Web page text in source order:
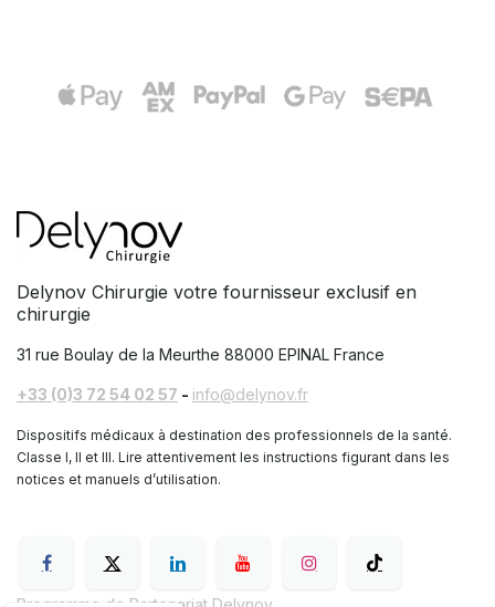
Delynov Chirurgie votre fournisseur exclusif en
chirurgie
31 rue Boulay de la Meurthe 88000 EPINAL France
+33 (0)3 72 54 02 57 - info@delynov.fr
Dispositifs médicaux à destination des professionnels de la santé.
Classe I, II et III. Lire attentivement les instructions figurant dans les
notices et manuels d’utilisation.